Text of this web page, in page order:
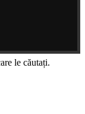
le căutați.